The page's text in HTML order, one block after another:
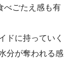
べごたえ感も有
ドに持っていく
分が奪われる感